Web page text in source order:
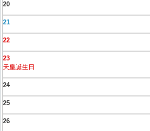
20
21
22
23
天皇誕生日
24
25
26